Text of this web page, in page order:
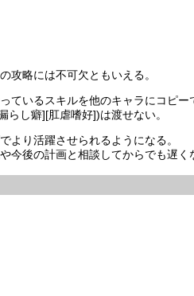
攻略には不可欠ともいえる。
ているスキルを他のキャラにコピー
し癖][肛虐嗜好])は渡せない。
より活躍させられるようになる。
今後の計画と相談してからでも遅く